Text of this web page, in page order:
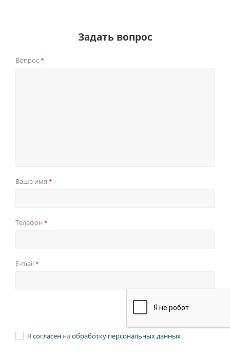
Задать вопрос
Вопрос*
Ваше имя *
Телефон *
E-mail *
Я согласен на обработку персональных данных